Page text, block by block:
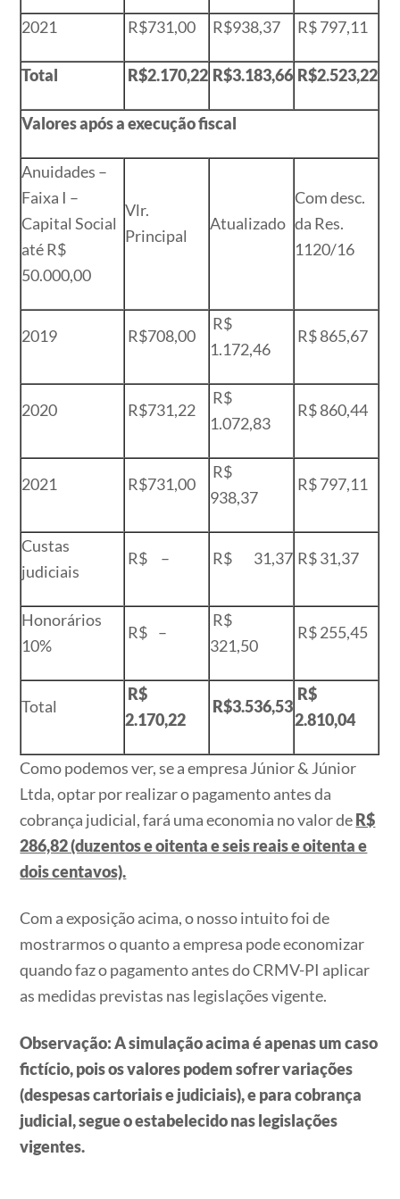
2021 R$731,00 R$938,37 R$ 797,11
Total R$2.170,22 R$3.183,66 R$2.523,22
Valores após a execução fiscal
Anuidades –
Faixa I –
Capital Social
até R$
50.000,00
Vlr.
Principal
Atualizado
Com desc.
da Res.
1120/16
2019 R$708,00
R$
1.172,46
R$ 865,67
2020 R$731,22
R$
1.072,83
R$ 860,44
2021 R$731,00
R$
938,37
R$ 797,11
Custas
judiciais
R$ – R$ 31,37 R$ 31,37
Honorários
10%
R$ –
R$
321,50
R$ 255,45
Total
R$
2.170,22
R$3.536,53
R$
2.810,04
Como podemos ver, se a empresa Júnior & Júnior
Ltda, optar por realizar o pagamento antes da
cobrança judicial, fará uma economia no valor deR$
286,82 (duzentos e oitenta e seis reais e oitenta e
dois centavos).
Com a exposição acima, o nosso intuito foi de
mostrarmos o quanto a empresa pode economizar
quando faz o pagamento antes do CRMV-PI aplicar
as medidas previstas nas legislações vigente.
Observação: A simulação acima é apenas um caso
fictício, pois os valores podem sofrer variações
(despesas cartoriais e judiciais), e para cobrança
judicial, segue o estabelecido nas legislações
vigentes.